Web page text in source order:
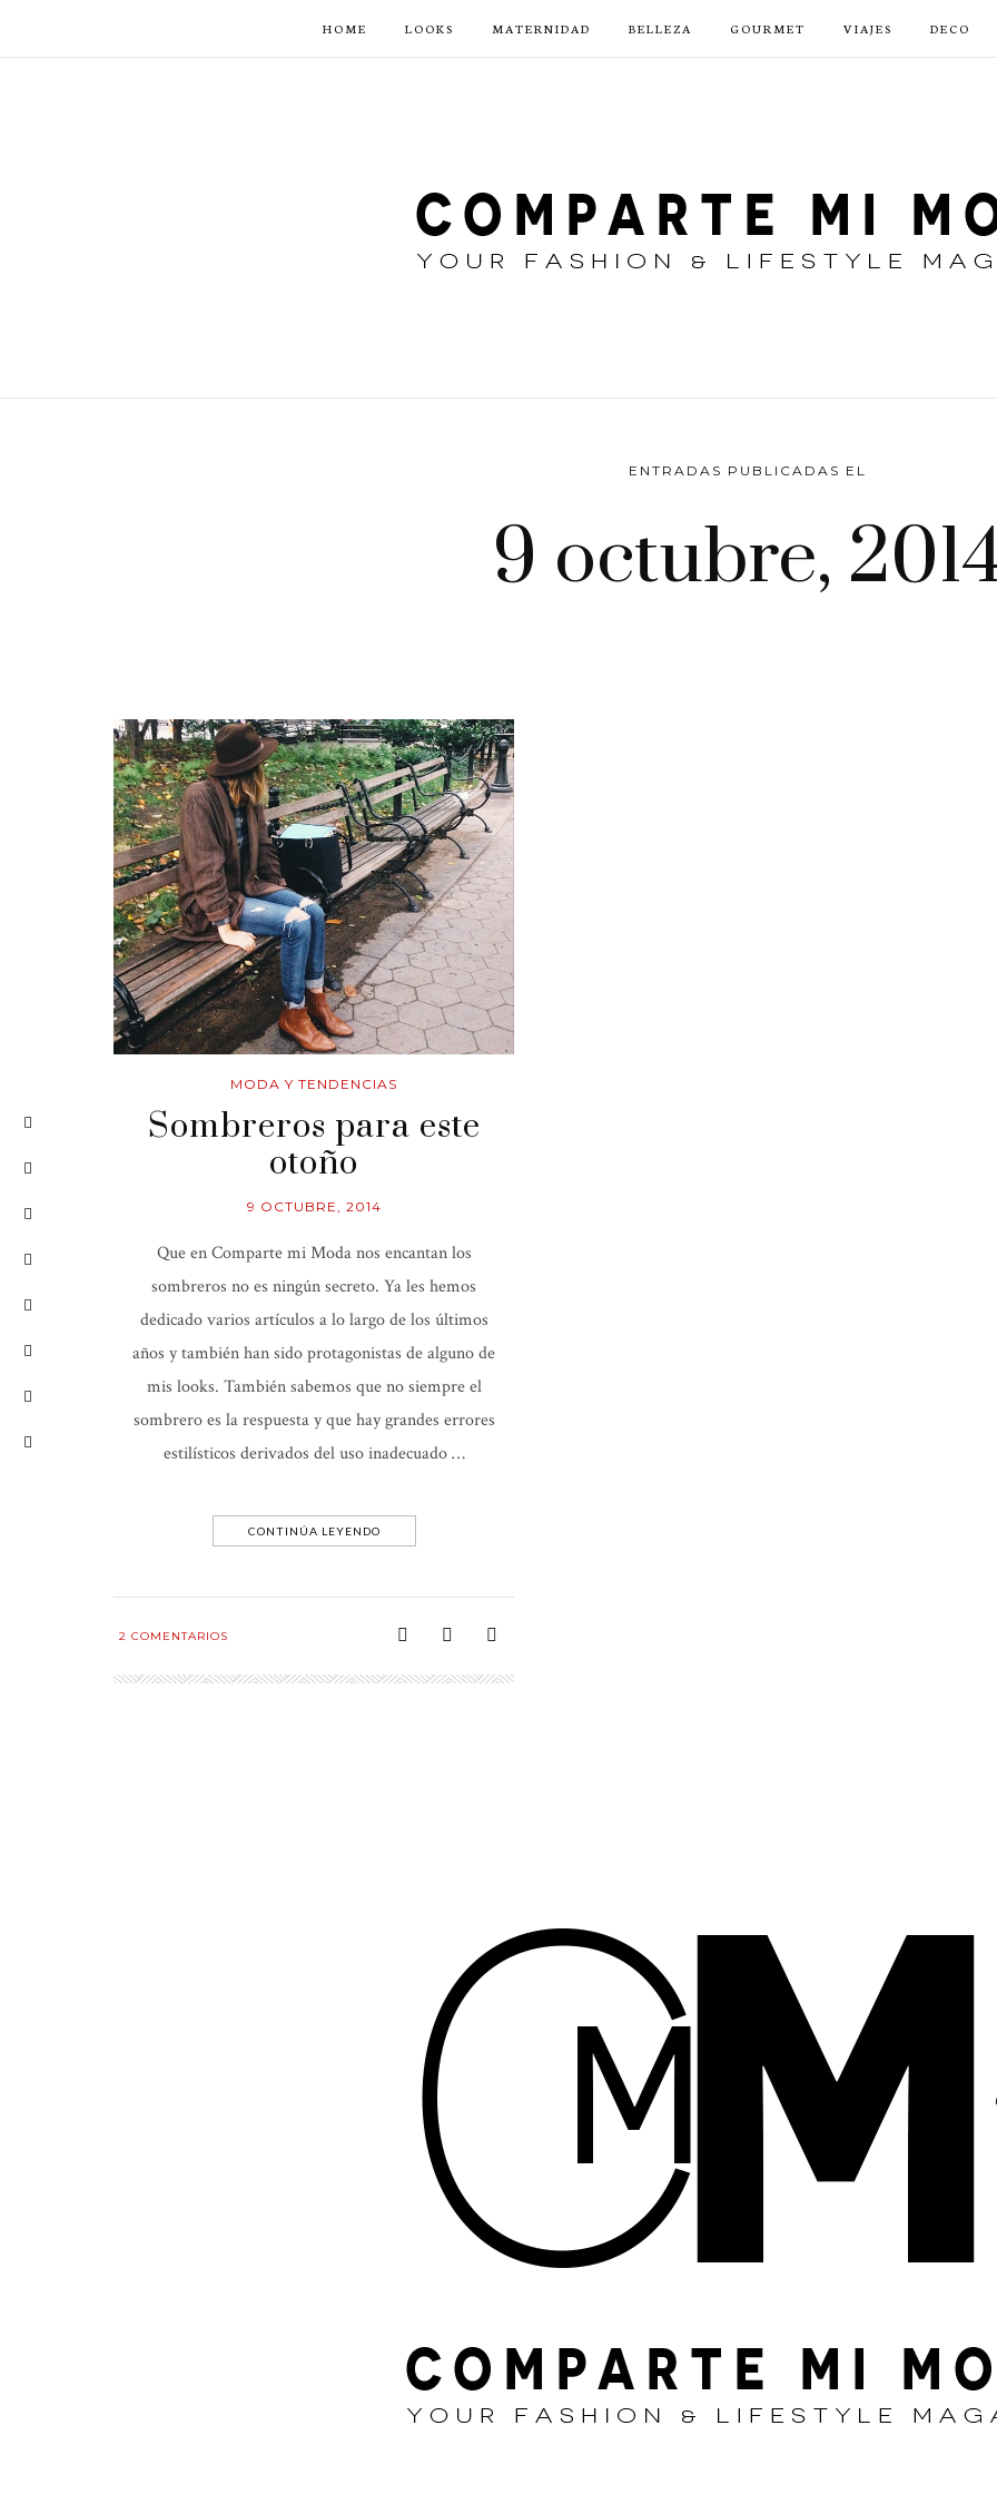
HOME LOOKS MATERNIDAD BELLEZA GOURMET VIAJES DECO
ENTRADAS PUBLICADAS EL
9 octubre,
MODA Y TENDENCIAS
Sombreros para este
otoño
9 OCTUBRE, 2014
Que en Comparte mi Moda nos encantan los
sombreros no es ningún secreto. Ya les hemos
dedicado varios artículos a lo largo de los últimos
años y también han sido protagonistas de alguno de
mis looks. También sabemos que no siempre el
sombrero es la respuesta y que hay grandes errores
estilísticos derivados del uso inadecuado …
CONTINÚA LEYENDO
2 COMENTARIOS